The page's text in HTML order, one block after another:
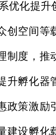
优化提升
创空间等
制度，推
升孵化器
政策激励
建设孵化